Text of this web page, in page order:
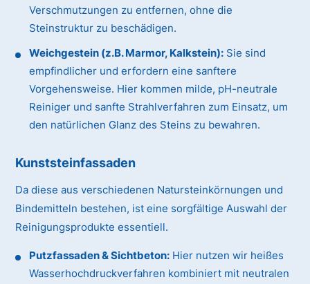
Verschmutzungen zu entfernen, ohne die
Steinstruktur zu beschädigen.
Weichgestein (z.B. Marmor, Kalkstein): Sie sind
empfindlicher und erfordern eine sanftere
Vorgehensweise. Hier kommen milde, pH-neutrale
Reiniger und sanfte Strahlverfahren zum Einsatz, um
den natürlichen Glanz des Steins zu bewahren.
Kunststeinfassaden
Da diese aus verschiedenen Natursteinkörnungen und
Bindemitteln bestehen, ist eine sorgfältige Auswahl der
Reinigungsprodukte essentiell.
Putzfassaden & Sichtbeton: Hier nutzen wir heißes
Wasserhochdruckverfahren kombiniert mit neutralen